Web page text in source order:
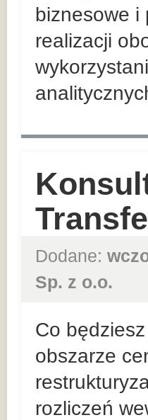
biznesowe i
realizacji
Dodane:
Sp. z o.o.
Co
obszarze
rozliczeń